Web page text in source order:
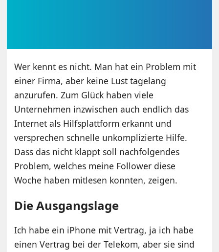
Wer kennt es nicht. Man hat ein Problem mit
einer Firma, aber keine Lust tagelang
anzurufen. Zum Glück haben viele
Unternehmen inzwischen auch endlich das
Internet als Hilfsplattform erkannt und
versprechen schnelle unkomplizierte Hilfe.
Dass das nicht klappt soll nachfolgendes
Problem, welches meine Follower diese
Woche haben mitlesen konnten, zeigen.
Die Ausgangslage
Ich habe ein iPhone mit Vertrag, ja ich habe
einen Vertrag bei der Telekom, aber sie sind